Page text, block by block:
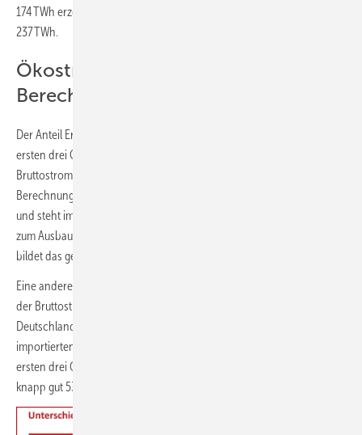
174 TWh erzeugt. Im Vorjahreszeitraum waren es noch knapp
237 TWh.
Ökostromanteil: Zwei
Berechnungsmöglichkeiten
Der Anteil Erneuerbarer Energien am Bruttostromverbrauch in den
ersten drei Quartalen 2023 beträgt rund 52 %. Den Ökostromanteil am
Bruttostromverbrauch zu bemessen, ist die gängige
Berechnungsgrundlage. Sie geht zurück auf europäische Vorgaben
und steht im Einklang mit den Zieldefinitionen der Bundesregierung
zum Ausbau der erneuerbaren Energien. Der Bruttostromverbrauch
bildet das gesamte Stromsystem eines Landes ab.
Eine andere Möglichkeit ist, den Anteil der erneuerbaren Energien an
der Bruttostromerzeugung zu messen. Sie umfasst die gesamte in
Deutschland erzeugte Strommenge, also auch die exportierten und
importierten Strommengen. Der Anteil erneuerbarer Energien in den
ersten drei Quartalen auf Basis der Bruttostromerzeugung beträgt
knapp gut 53 % (Quartal 1-3 2022: 45 %).